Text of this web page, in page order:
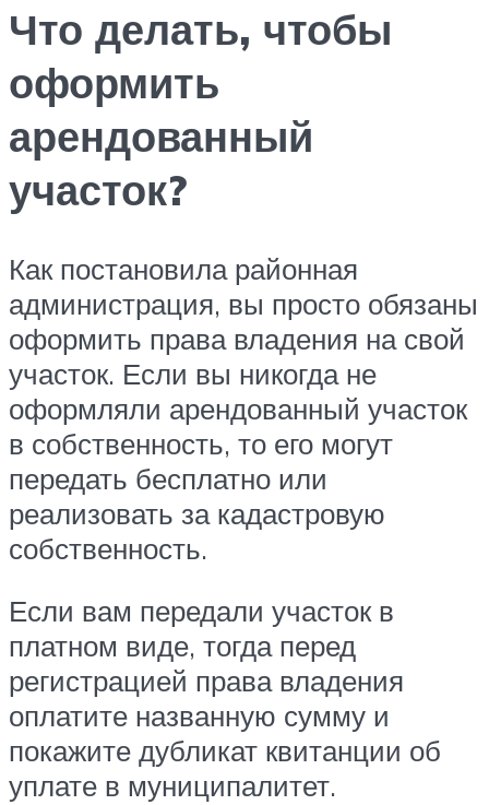
Что делать, чтобы
оформить
арендованный
участок?
Как постановила районная
администрация, вы просто обязаны
оформить права владения на свой
участок. Если вы никогда не
оформляли арендованный участок
в собственность, то его могут
передать бесплатно или
реализовать за кадастровую
собственность.
Если вам передали участок в
платном виде, тогда перед
регистрацией права владения
оплатите названную сумму и
покажите дубликат квитанции об
уплате в муниципалитет.